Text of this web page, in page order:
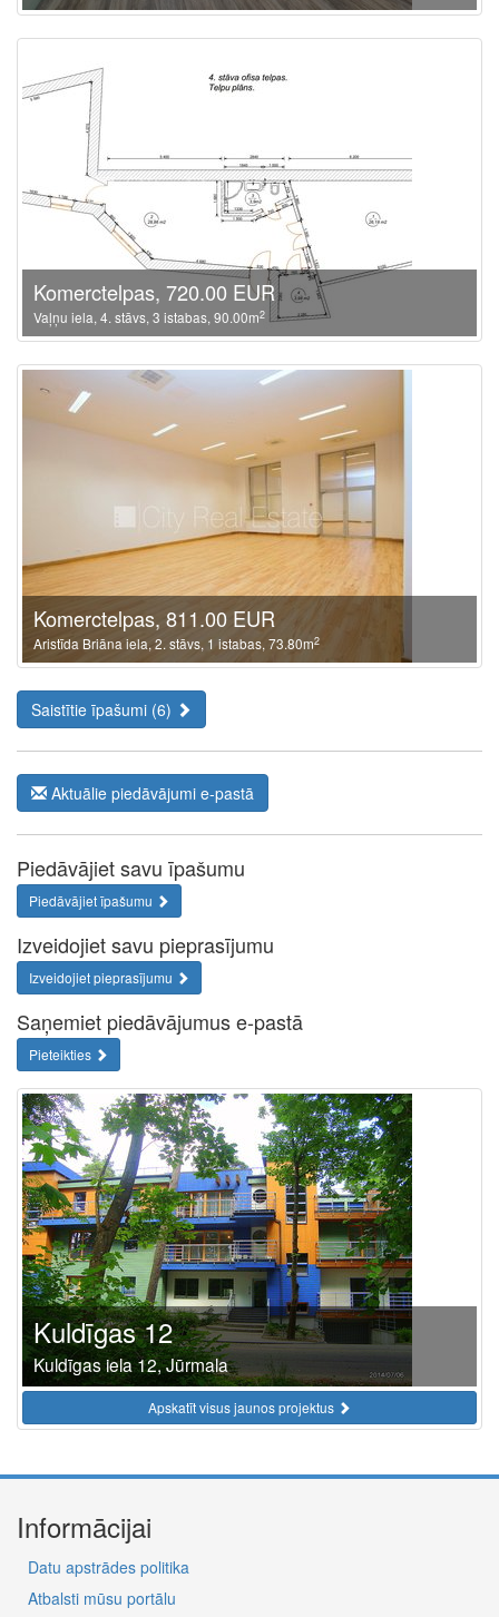
Komerctelpas, 720.00 EUR
Vaļņu iela, 4. stāvs, 3 istabas, 90.00m2
Komerctelpas, 811.00 EUR
Aristīda Briāna iela, 2. stāvs, 1 istabas, 73.80m2
Saistītie īpašumi (6)
Aktuālie piedāvājumi e-pastā
Piedāvājiet savu īpašumu
Piedāvājiet īpašumu
Izveidojiet savu pieprasījumu
Izveidojiet pieprasījumu
Saņemiet piedāvājumus e-pastā
Pieteikties
Kuldīgas 12
Kuldīgas iela 12, Jūrmala
Apskatīt visus jaunos projektus
Informācijai
Datu apstrādes politika
Atbalsti mūsu portālu